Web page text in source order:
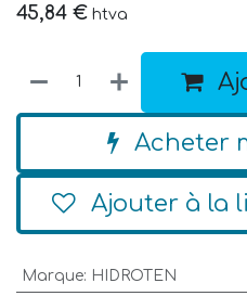
45,84 € htva
Acheter
Ajouter à la
Marque: HIDROTEN